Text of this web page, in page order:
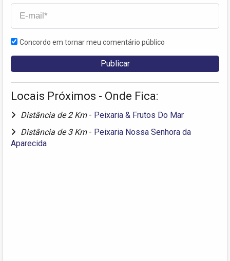
Concordo em tornar meu comentário público
Locais Próximos - Onde Fica:
Distância de 2 Km - Peixaria & Frutos Do Mar
Distância de 3 Km - Peixaria Nossa Senhora da
Aparecida